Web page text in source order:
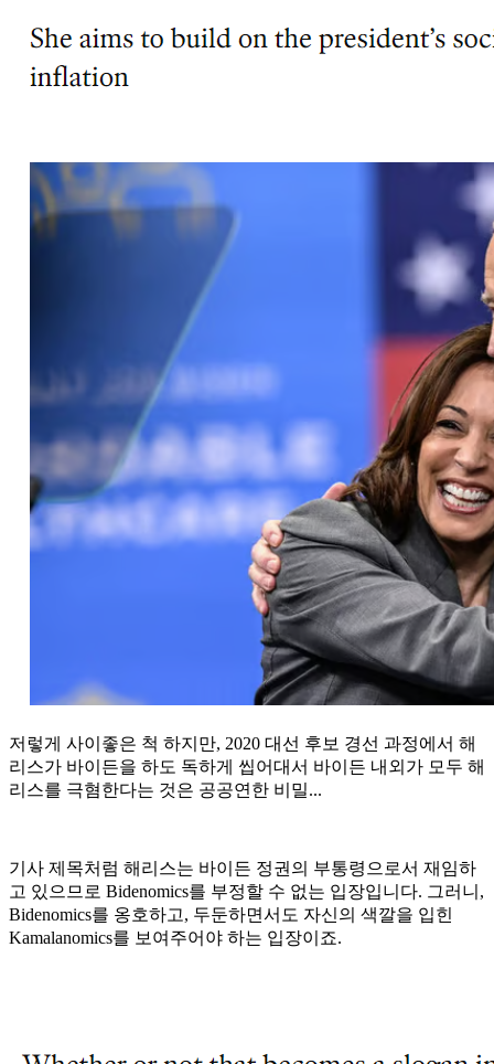
저렇게 사이좋은 척 하지만, 2020 대선 후보 경선 과정에서 해
리스가 바이든을 하도 독하게 씹어대서 바이든 내외가 모두 해
리스를 극혐한다는 것은 공공연한 비밀...
기사 제목처럼 해리스는 바이든 정권의 부통령으로서 재임하
고 있으므로 Bidenomics를 부정할 수 없는 입장입니다. 그러니,
Bidenomics를 옹호하고, 두둔하면서도 자신의 색깔을 입힌
Kamalanomics를 보여주어야 하는 입장이죠.